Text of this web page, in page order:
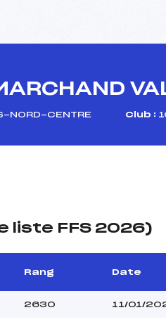
NORD-CENTRE Club :
liste FFS 2026)
Rang Date
2630 11/01/